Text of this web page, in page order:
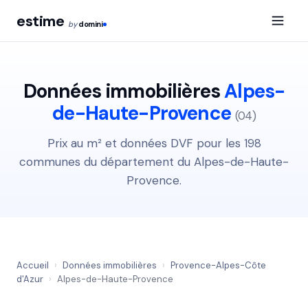
estime bydomini
Données immobilièresAlpes-
de-Haute-Provence (04)
Prix au m² et données DVF pour les 198
communes du département du Alpes-de-Haute-
Provence.
Accueil › Données immobilières › Provence-Alpes-Côte
d'Azur › Alpes-de-Haute-Provence